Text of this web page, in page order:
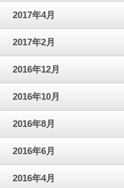
2017年4月
2017年2月
2016年12月
2016年10月
2016年8月
2016年6月
2016年4月